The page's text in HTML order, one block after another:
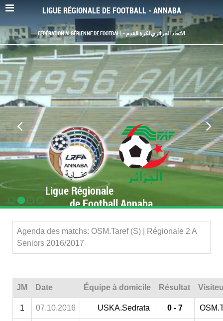
LIGUE RÉGIONALE DE FOOTBALL - ANNABA
FÉDÉRATION ALGÉRIENNE DE FOOTBALL - الاتحاد الجزائري لكرة القدم
Ligue Régionale
de Football Annaba
Agenda des matchs: OSM.Taref (S) | Régionale 2 A
Seniors 2016/2017
JM Date Équipe à domicile Résultat
1 07.10.2016 USKA.Sedrata 0 - 7